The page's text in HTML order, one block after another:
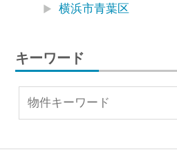
横浜市青葉区
キーワード